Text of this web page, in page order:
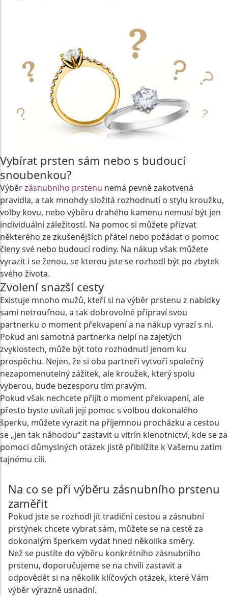
Vybírat prsten sám nebo s budoucí
snoubenkou?
Výběrzásnubního prstenu nemá pevně zakotvená
pravidla, a tak mnohdy složitá rozhodnutí o stylu kroužku,
volby kovu, nebo výběru drahého kamenu nemusí být jen
individuální záležitostí. Na pomoc si můžete přizvat
některého ze zkušenějších přátel nebo požádat o pomoc
členy své nebo budoucí rodiny. Na nákup však můžete
vyrazit i se ženou, se kterou jste se rozhodl být po zbytek
svého života.
Zvolení snazší cesty
Existuje mnoho mužů, kteří si na výběr prstenu z nabídky
sami netroufnou, a tak dobrovolně připraví svou
partnerku o moment překvapení a na nákup vyrazí s ní.
Pokud ani samotná partnerka nelpí na zajetých
zvyklostech, může být toto rozhodnutí jenom ku
prospěchu. Nejen, že si oba partneři vytvoří společný
nezapomenutelný zážitek, ale kroužek, který spolu
vyberou, bude bezesporu tím pravým.
Pokud však nechcete přijít o moment překvapení, ale
přesto byste uvítali její pomoc s volbou dokonalého
šperku, můžete vyrazit na příjemnou procházku a cestou
se „jen tak náhodou“ zastavit u vitrín klenotnictví, kde se za
pomoci důmyslných otázek jistě přiblížíte k Vašemu zatím
tajnému cíli.
Na co se při výběru zásnubního prstenu
zaměřit
Pokud jste se rozhodl jít tradiční cestou a zásnubní
prstýnek chcete vybrat sám, můžete se na cestě za
dokonalým šperkem vydat hned několika směry.
Než se pustíte do výběru konkrétního zásnubního
prstenu, doporučujeme se na chvíli zastavit a
odpovědět si na několik klíčových otázek, které Vám
výběr výrazně usnadní.